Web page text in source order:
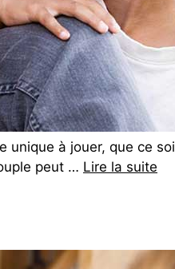
unique à jouer, que ce
peut … Lire la suite